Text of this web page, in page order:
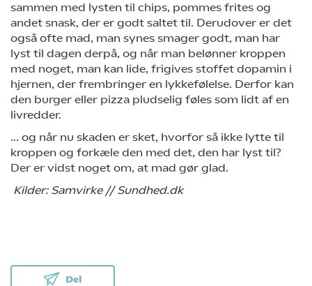
sammen med lysten til chips, pommes frites og
andet snask, der er godt saltet til. Derudover er det
også ofte mad, man synes smager godt, man har
lyst til dagen derpå, og når man belønner kroppen
med noget, man kan lide, frigives stoffet dopamin i
hjernen, der frembringer en lykkefølelse. Derfor kan
den burger eller pizza pludselig føles som lidt af en
livredder.
... og når nu skaden er sket, hvorfor så ikke lytte til
kroppen og forkæle den med det, den har lyst til?
Der er vidst noget om, at mad gør glad.
Kilder: Samvirke // Sundhed.dk
Del